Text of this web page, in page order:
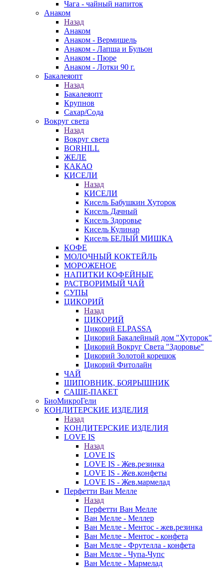
Чага - чайный напиток
Анаком
Назад
Анаком
Анаком - Вермишель
Анаком - Лапша и Бульон
Анаком - Пюре
Анаком - Лотки 90 г.
Бакалеяопт
Назад
Бакалеяопт
Крупнов
Сахар/Сода
Вокруг света
Назад
Вокруг света
BORHILL
ЖЕЛЕ
КАКАО
КИСЕЛИ
Назад
КИСЕЛИ
Кисель Бабушкин Хуторок
Кисель Дачный
Кисель Здоровье
Кисель Кулинар
Кисель БЕЛЫЙ МИШКА
КОФЕ
МОЛОЧНЫЙ КОКТЕЙЛЬ
МОРОЖЕНОЕ
НАПИТКИ КОФЕЙНЫЕ
РАСТВОРИМЫЙ ЧАЙ
СУПЫ
ЦИКОРИЙ
Назад
ЦИКОРИЙ
Цикорий ELPASSA
Цикорий Бакалейный дом "Хуторок"
Цикорий Вокруг Света "Здоровье"
Цикорий Золотой корешок
Цикорий Фитолайн
ЧАЙ
ШИПОВНИК, БОЯРЫШНИК
САШЕ-ПАКЕТ
БиоМикроГели
КОНДИТЕРСКИЕ ИЗДЕЛИЯ
Назад
КОНДИТЕРСКИЕ ИЗДЕЛИЯ
LOVE IS
Назад
LOVE IS
LOVE IS - Жев.резинка
LOVE IS - Жев.конфеты
LOVE IS - Жев.мармелад
Перфетти Ван Мелле
Назад
Перфетти Ван Мелле
Ван Мелле - Меллер
Ван Мелле - Ментос - жев.резинка
Ван Мелле - Ментос - конфета
Ван Мелле - Фрутелла - конфета
Ван Мелле - Чупа-Чупс
Ван Мелле - Мармелад